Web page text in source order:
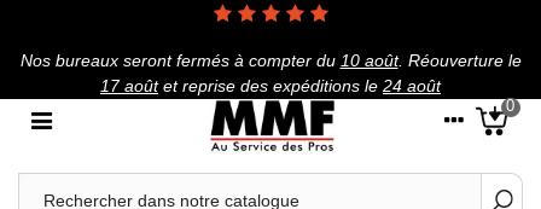
Nos bureaux seront fermés à compter du 10 août. Réouverture le
17 aoûtet reprise des expéditions le 24 août
0